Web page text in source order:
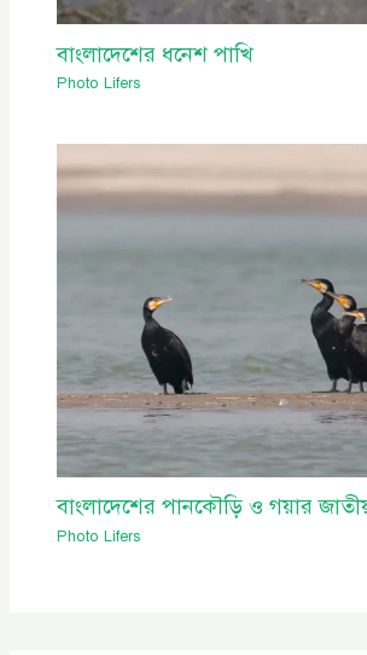
বাংলাদেশের ধনেশ পাখি
Photo Lifers
বাংলাদেশের পানকৌড়ি ও গয়ার
Photo Lifers